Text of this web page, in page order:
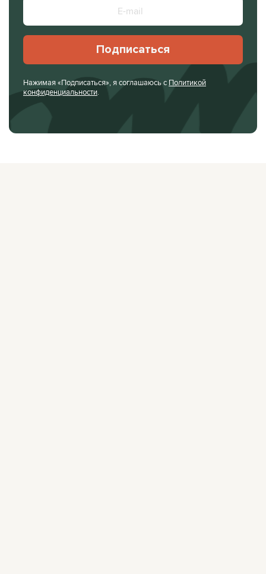
Подписаться
Нажимая «Подписаться», я соглашаюсь с Политикой
конфиденциальности.